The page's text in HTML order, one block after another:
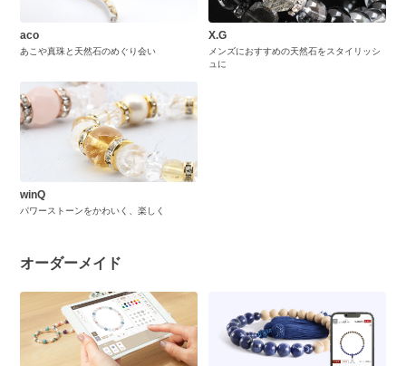
aco
あこや真珠と天然石のめぐり会い
X.G
メンズにおすすめの天然石をスタイリッシ
ュに
winQ
パワーストーンをかわいく、楽しく
オーダーメイド